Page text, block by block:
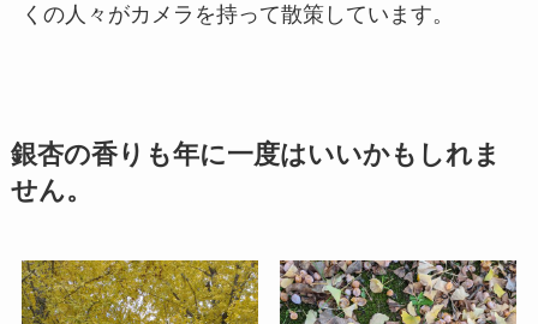
くの人々がカメラを持って散策しています。
銀杏の香りも年に一度はいいかもしれま
せん。